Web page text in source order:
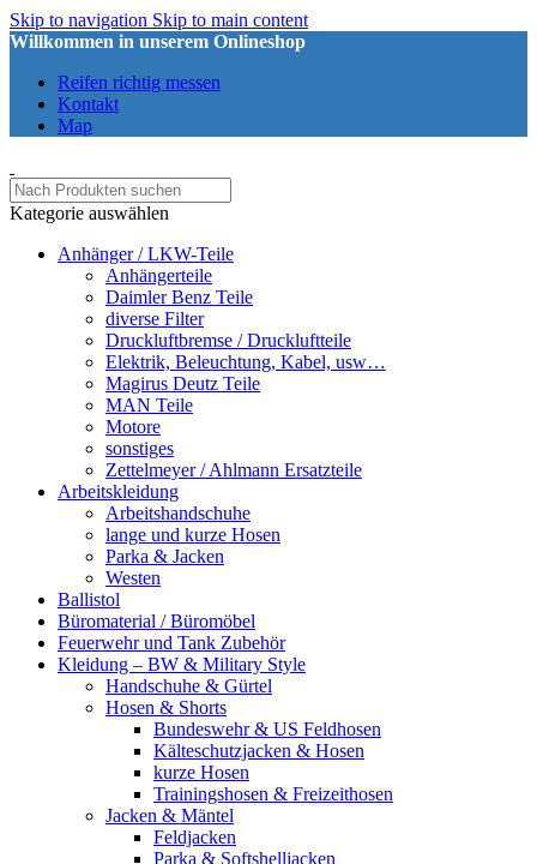
Skip to navigation Skip to main content
Willkommen in unserem Onlineshop
Reifen richtig messen
Kontakt
Map
Kategorie auswählen
Anhänger / LKW-Teile
Anhängerteile
Daimler Benz Teile
diverse Filter
Druckluftbremse / Druckluftteile
Elektrik, Beleuchtung, Kabel, usw…
Magirus Deutz Teile
MAN Teile
Motore
sonstiges
Zettelmeyer / Ahlmann Ersatzteile
Arbeitskleidung
Arbeitshandschuhe
lange und kurze Hosen
Parka & Jacken
Westen
Ballistol
Büromaterial / Büromöbel
Feuerwehr und Tank Zubehör
Kleidung – BW & Military Style
Handschuhe & Gürtel
Hosen & Shorts
Bundeswehr & US Feldhosen
Kälteschutzjacken & Hosen
kurze Hosen
Trainingshosen & Freizeithosen
Jacken & Mäntel
Feldjacken
Parka & Softshelljacken